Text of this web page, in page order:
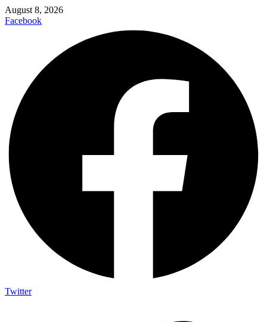
August 8, 2026
Facebook
Twitter